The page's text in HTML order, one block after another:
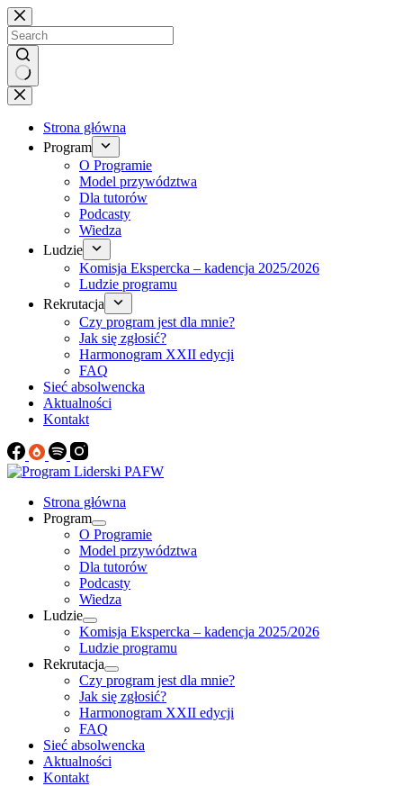
Brak
wyników
Strona główna
Program
O Programie
Model przywództwa
Dla tutorów
Podcasty
Wiedza
Ludzie
Komisja Ekspercka – kadencja 2025/2026
Ludzie programu
Rekrutacja
Czy program jest dla mnie?
Jak się zgłosić?
Harmonogram XXII edycji
FAQ
Sieć absolwencka
Aktualności
Kontakt
Strona główna
Program
O Programie
Model przywództwa
Dla tutorów
Podcasty
Wiedza
Ludzie
Komisja Ekspercka – kadencja 2025/2026
Ludzie programu
Rekrutacja
Czy program jest dla mnie?
Jak się zgłosić?
Harmonogram XXII edycji
FAQ
Sieć absolwencka
Aktualności
Kontakt